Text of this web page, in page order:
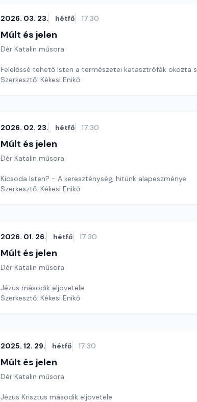
2026. 03. 23. hétfő 17:30
Múlt és jelen
Dér Katalin műsora
Felelőssé tehető Isten a természetei katasztrófák okozta
Szerkesztő: Kékesi Enikő
2026. 02. 23. hétfő 17:30
Múlt és jelen
Dér Katalin műsora
Kicsoda Isten? - A kereszténység, hitünk alapeszménye
Szerkesztő: Kékesi Enikő
2026. 01. 26. hétfő 17:30
Múlt és jelen
Dér Katalin műsora
Jézus második eljövetele
Szerkesztő: Kékesi Enikő
2025. 12. 29. hétfő 17:30
Múlt és jelen
Dér Katalin műsora
Jézus Krisztus második eljövetele